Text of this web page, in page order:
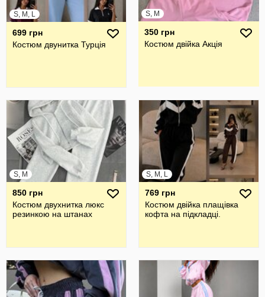
S, M, L
699 грн
Костюм двунитка Турція
S, M
350 грн
Костюм двійка Акція
S, M
850 грн
Костюм двухнитка люкс
резинкою на штанах
S, M, L
769 грн
Костюм двійка плащівка
кофта на підкладці.